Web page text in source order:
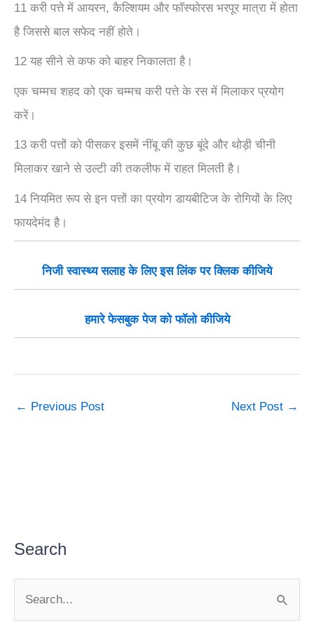
11 करी पत्ते में आयरन, कैल्शियम और फॉस्फोरस भरपूर मात्रा में होता
है जिससे बाल सफेद नहीं होते।
12 यह सीने से कफ को बाहर निकालता है।
एक चम्मच शहद को एक चम्मच करी पत्ते के रस में मिलाकर प्रयोग
करें।
13 करी पत्तों को पीसकर इसमें नींबू की कुछ बूंदे और थोड़ी चीनी
मिलाकर खाने से उल्टी की तकलीफ में राहत मिलती है।
14 नियमित रूप से इन पत्तों का प्रयोग डायबीटिज के रोगियों के लिए
फायदेमंद है।
निजी स्वास्थ्य सलाह के लिए इस लिंक पर क्लिक कीजिये
हमारे फेसबुक पेज को फॉलो कीजिये
← Previous Post Next Post →
Search